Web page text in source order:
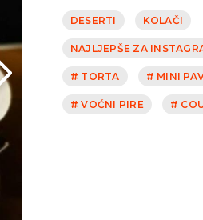
DESERTI KOLAČI
NAJLJEPŠE ZA
# TORTA # MINI
# VOĆNI PIRE #